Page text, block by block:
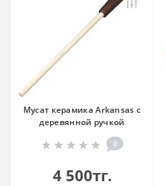
Мусат керамика Arkansas с
деревянной ручкой
0
4 500тг.